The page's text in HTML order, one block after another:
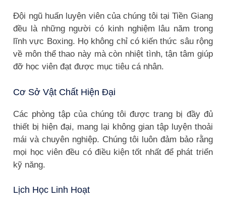
Đội ngũ huấn luyện viên của chúng tôi tại Tiền Giang
đều là những người có kinh nghiệm lâu năm trong
lĩnh vực Boxing. Họ không chỉ có kiến thức sâu rộng
về môn thể thao này mà còn nhiệt tình, tận tâm giúp
đỡ học viên đạt được mục tiêu cá nhân.
Cơ Sở Vật Chất Hiện Đại
Các phòng tập của chúng tôi được trang bị đầy đủ
thiết bị hiện đại, mang lại không gian tập luyện thoải
mái và chuyên nghiệp. Chúng tôi luôn đảm bảo rằng
mọi học viên đều có điều kiện tốt nhất để phát triển
kỹ năng.
Lịch Học Linh Hoạt